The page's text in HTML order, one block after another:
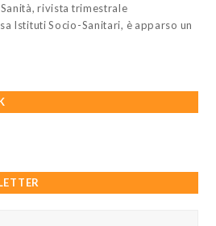
rivista trimestrale
Istituti Socio-Sanitari, è apparso un